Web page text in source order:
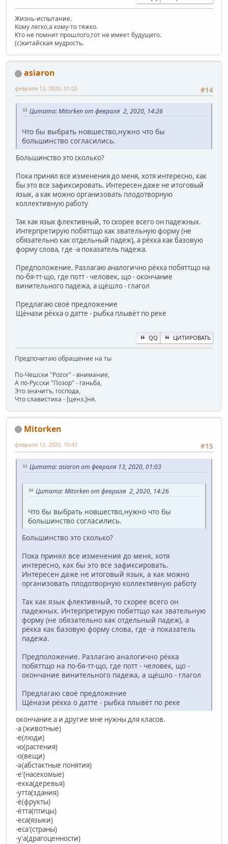
Жизнь-испытание.
Кому легко,а кому-то тяжко.
Кто не помнит прошлого,тот не имеет будущего.
(c)китайская мудрость.
asiaron
#14
февраля 13, 2020, 01:03
Цитата: Mitorken от февраля 2, 2020, 14:26
Что бы выбрать новшество,нужно что бы
большинство согласились.
Большинство это сколько?
Пока принял все изменения до меня, хотя интересно, как
бы это все зафиксировать. Интересен даже не итоговый
язык, а как можно организовать плодотворную
коллективную работу
Так как язык флективный, то скорее всего он падежных.
Интерпретирую побяттщо как звательную форму (не
обязательно как отдельный падеж), а рёкка как базовую
форму слова, где -а показатель падежа.
Предположение. Разлагаю аналогично рёкка побяттщо на
по-бя-тт-що, где потт - человек, що - окончание
винительного падежа, а щёшло - глагол
Предлагаю своё предложение
Щёнази рёкка о датте - рыбка плывёт по реке
QQ ЦИТИРОВАТЬ
Предпочитаю обращение на ты
По-Чешски "Pozor" - внимание,
А по-Русски "Позор" - ганьба,
Это значитъ, господа,
Что славистика - [ценз.]ня.
Mitorken
#15
февраля 13, 2020, 10:43
Цитата: asiaron от февраля 13, 2020, 01:03
Цитата: Mitorken от февраля 2, 2020, 14:26
Что бы выбрать новшество,нужно что бы
большинство согласились.
Большинство это сколько?
Пока принял все изменения до меня, хотя
интересно, как бы это все зафиксировать.
Интересен даже не итоговый язык, а как можно
организовать плодотворную коллективную работу
Так как язык флективный, то скорее всего он
падежных. Интерпретирую побяттщо как звательную
форму (не обязательно как отдельный падеж), а
рёкка как базовую форму слова, где -а показатель
падежа.
Предположение. Разлагаю аналогично рёкка
побяттщо на по-бя-тт-що, где потт - человек, що -
окончание винительного падежа, а щёшло - глагол
Предлагаю своё предложение
Щёнази рёкка о датте - рыбка плывёт по реке
окончание а и другие мне нужны для класов.
-а (животные)
-е(люди)
-ю(растения)
-о(вещи)
-ә(абстактные понятия)
-е'(насекомые)
-екка(деревья)
-утта(здания)
-ё(фрукты)
-ётта(птицы)
-еса(языки)
-еса'(страны)
-у'а(драгоценности)